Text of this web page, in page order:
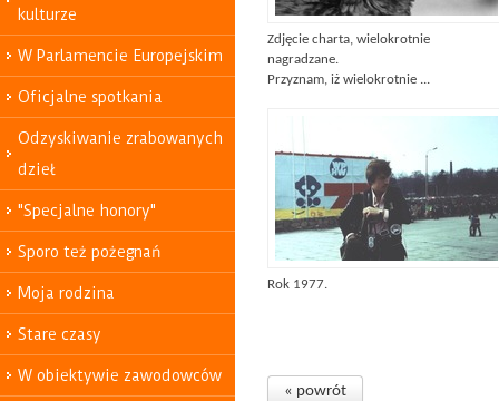
kulturze
W Parlamencie Europejskim
Oficjalne spotkania
Odzyskiwanie zrabowanych
dzieł
"Specjalne honory"
Sporo też pożegnań
Moja rodzina
Stare czasy
W obiektywie zawodowców
Zdjęcie charta, wielokrotnie
nagradzane.
Przyznam, iż wielokrotnie ...
Rok 1977.
« powrót